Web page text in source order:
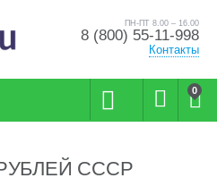
ПН-ПТ 8.00 – 16.00
8 (800) 55-11-998
Контакты
0
СССР